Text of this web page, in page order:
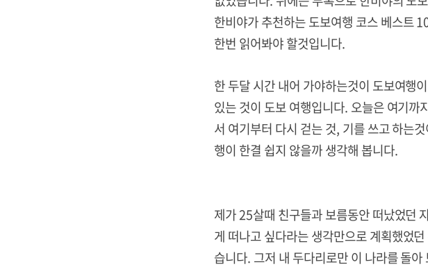
한비야가 추천하는 도보여행 코스 베스트
한번 읽어봐야 할것입니다.
한 두달 시간 내어 가야하는것이 도보여행
있는 것이 도보 여행입니다. 오늘은 여기까
서 여기부터 다시 걷는 것, 기를 쓰고 하는
행이 한결 쉽지 않을까 생각해 봅니다.
제가 25살때 친구들과 보름동안 떠났었던
게 떠나고 싶다라는 생각만으로 계획했었
습니다. 그저 내 두다리로만 이 나라를 돌